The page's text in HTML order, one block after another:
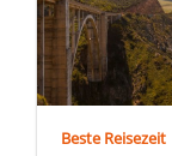
Beste Reisezeit